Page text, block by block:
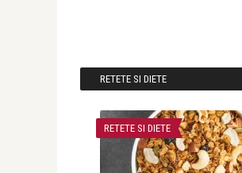
RETETE SI DIETE
RETETE SI DIETE